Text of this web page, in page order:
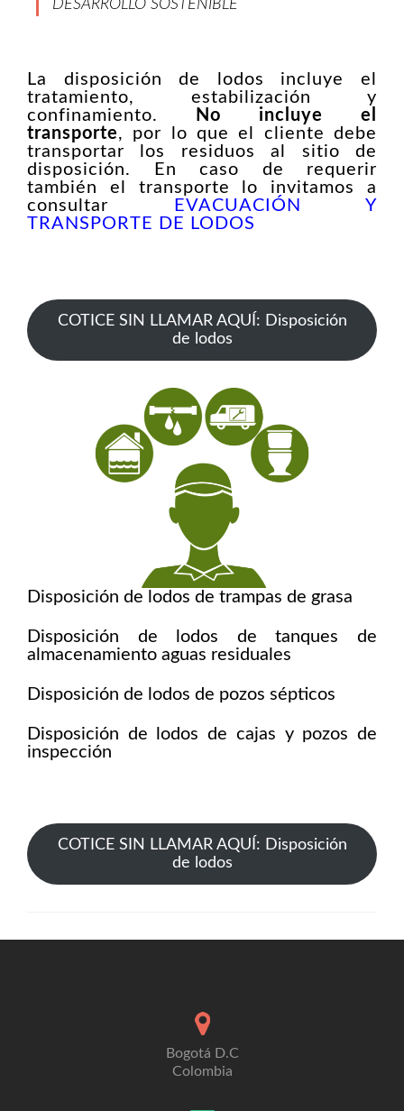
DESARROLLO SOSTENIBLE
La disposición de lodos incluye el
tratamiento, estabilización y
confinamiento.
No incluye el
transporte, por lo que el cliente debe
transportar los residuos al sitio de
disposición. En caso de requerir
también el transporte lo invitamos a
consultar
EVACUACIÓN Y
TRANSPORTE DE LODOS
COTICE SIN LLAMAR AQUÍ: Disposición
de lodos
Disposición de lodos de trampas de grasa
Disposición de lodos de tanques de
almacenamiento aguas residuales
Disposición de lodos de pozos sépticos
Disposición de lodos de cajas y pozos de
inspección
COTICE SIN LLAMAR AQUÍ: Disposición
de lodos
Bogotá D.C
Colombia